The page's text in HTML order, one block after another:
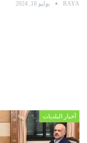
RAYA يوليو 18, 2024
أخبار البلديات